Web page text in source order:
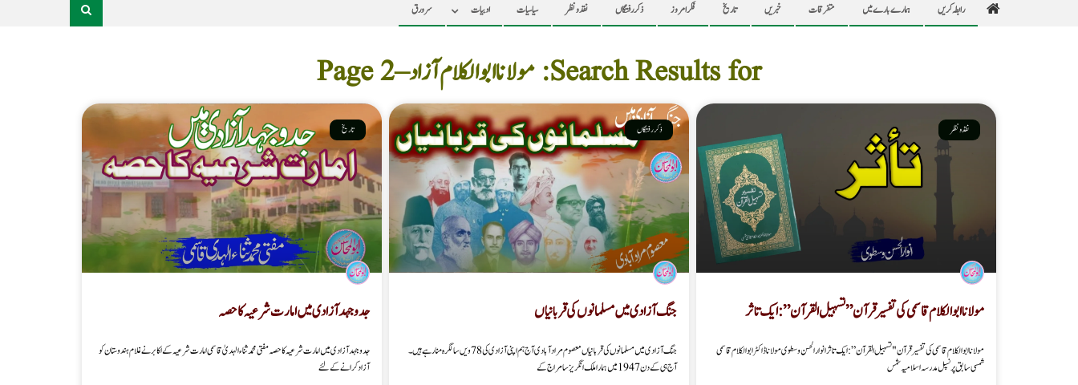
سرورق ادبیات سیاسیات نقد ونظر ذکر رفتگاں فکر امروز تاریخ خبریں متفرقات ہمارے بارے میں رابطہ کریں
Search Results for: مولانا ابوالکلام آزاد – Page 2
نقد ونظر
مولانا ابوالکلام قا سمی کی تفسیر قرآن ” تسہیل القرآن ” : ایک تاثر
مولانا ابوالکلام قا سمی کی تفسیر قرآن "تسہیل القرآن” : ایک تاثر انوار الحسن وسطوی مولانا ڈاکٹر ابوالکلام قاسمی
شمسی سابق پرنسپل مدرسہ اسلامیہ شمس
ذکر رفتگاں
جنگ آزادی میں مسلمانوں کی قربانیاں
جنگ آزادی میں مسلمانوں کی قربانیاں معصوم مرادآبادی آج ہم اپنی آزادی کی 78 ویں سالگرہ منارہے ہیں۔
آج ہی کے دن 1947میں ہماراملک انگریزسامراج کے
تاریخ
جد وجہد آزادی میں امارت شرعیہ کا حصہ
جد وجہد آزادی میں امارت شرعیہ کا حصہ مفتی محمد ثناء الہدیٰ قاسمی امارت شرعیہ کے اکابر نے غلام ہندوستان کو
آزاد کرانے کے لئے